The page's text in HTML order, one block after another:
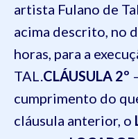
artista Fulano de
acima descrito, no
horas, para a
TAL.CLÁUSULA 2º
cumprimento do
cláusula anterior, o